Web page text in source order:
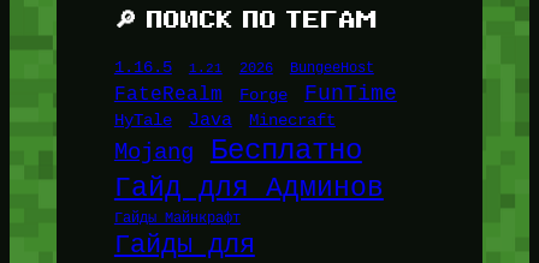
🔎 ПОИСК ПО ТЕГАМ
1.16.5 1.21 2026 BungeeHost
FateRealm Forge FunTime
HyTale Java Minecraft
Mojang Бесплатно
Гайд для Админов
Гайды Майнкрафт
Гайды для